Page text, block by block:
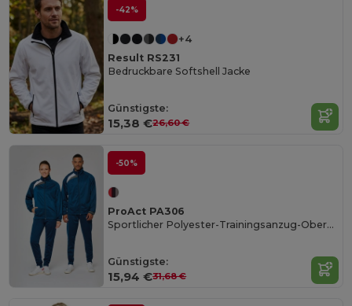
-42%
+4
Result RS231
Bedruckbare Softshell Jacke
Günstigste:
15,38 €26,60 €
-50%
ProAct PA306
Sportlicher Polyester-Trainingsanzug-Oberteil
Günstigste:
15,94 €31,68 €